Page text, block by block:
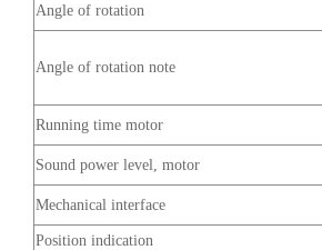
Angle of rotation
Angle of rotation note
Running time motor
Sound power level, motor
Mechanical interface
Position indication